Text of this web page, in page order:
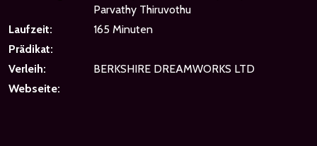
Parvathy Thiruvothu
Laufzeit:
165 Minuten
Prädikat:
Verleih:
BERKSHIRE DREAMWORKS LTD
Webseite: